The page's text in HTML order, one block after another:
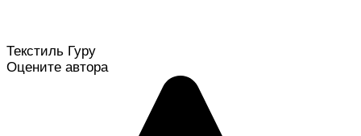
Текстиль Гуру
Оцените автора